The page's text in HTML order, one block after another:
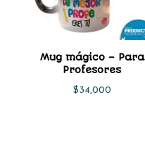
Mug mágico – Para
Profesores
$34,000